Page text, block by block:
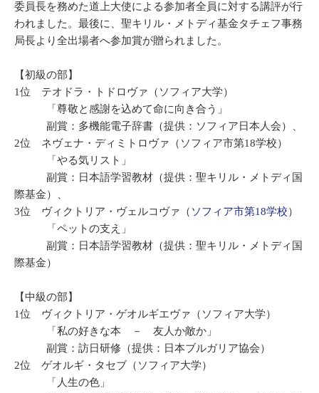
委員長を務めた道上大使による参加者全員に対する講評が行
われました。最後に、聖キリル・メトディ基金タチェフ事務
局長より全出場者へ参加賞が贈られました。
【初級の部】
1位 テオドラ・トドロヴァ（ソフィア大学）
「尊敬と感謝を込めて命に向き合う」
副賞：多機能電子辞書（提供：ソフィア日本人会）、
2位 ネヴェナ・ディミトロヴァ（ソフィア市第18学校）
「やる気リスト」
副賞：日本語学習教材（提供：聖キリル・メトディ国
際基金）、
3位 ヴィクトリア・ヴェルコヴァ（ ソフィア市第18学校）
「ペットの支え」
副賞：日本語学習教材（提供：聖キリル・メトディ国
際基金）
【中級の部】
1位 ヴィクトリア・ゲオルギエヴァ（ソフィア大学）
「私の好きな本 － 友人か敵か」
副賞：訪日研修（提供：日本ブルガリア協会）
2位 ゲオルギ・タセブ（ソフィア大学）
「人生の色」